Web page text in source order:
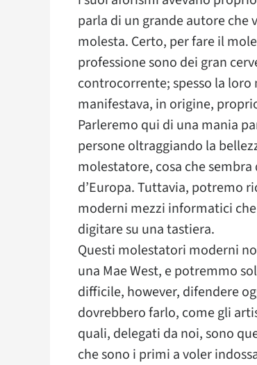
parla di un grande autore che
molesta. Certo, per fare il
professione sono dei gran
controcorrente; spesso la loro
manifestava, in origine,
Parleremo qui di una mania
persone oltraggiando la
molestatore, cosa che
d’Europa. Tuttavia, potremo
moderni mezzi informatici
digitare su una tastiera.
Questi molestatori moderni
una Mae West, e potremmo
difficile, however, difendere
dovrebbero farlo, come gli
quali, delegati da noi, sono
che sono i primi a voler